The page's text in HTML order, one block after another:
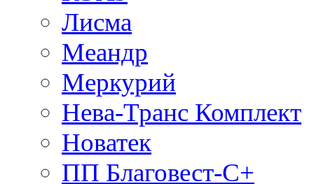
Лисма
Меандр
Меркурий
Нева-Транс Комплект
Новатек
ПП Благовест-С+